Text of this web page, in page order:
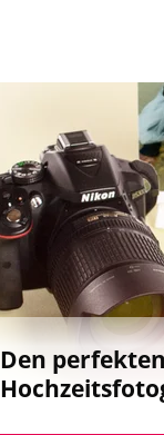
Den perfekten